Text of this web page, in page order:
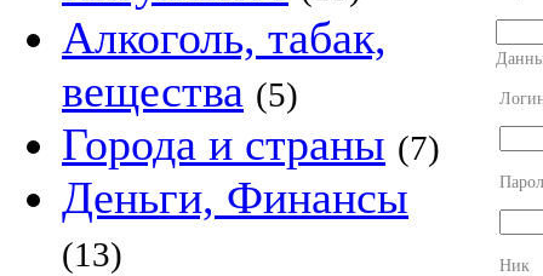
Алкоголь, табак,
вещества (5)
Города и страны (7)
Деньги, Финансы
(13) Ник